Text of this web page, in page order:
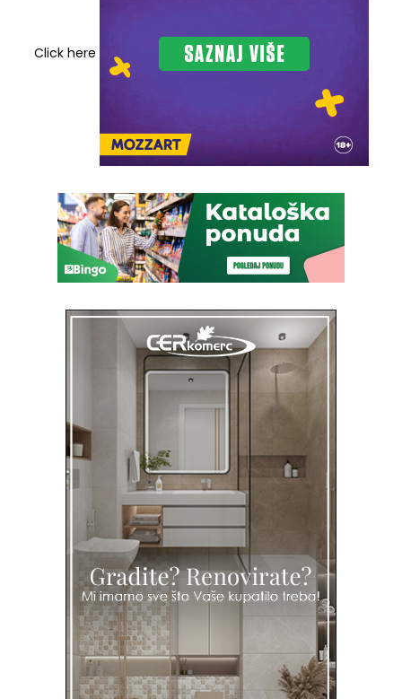
Click here